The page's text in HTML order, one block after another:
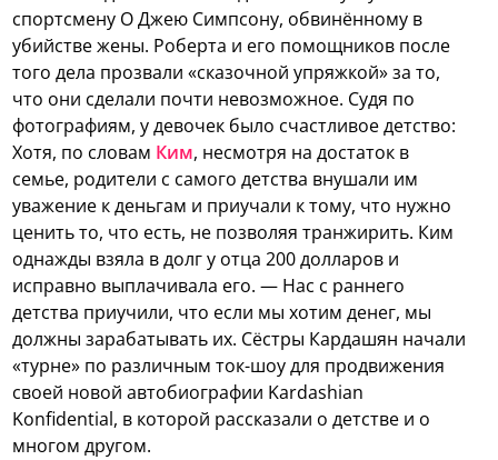
спортсмену О Джею Симпсону, обвинённому в
убийстве жены. Роберта и его помощников после
того дела прозвали «сказочной упряжкой» за то,
что они сделали почти невозможное. Судя по
фотографиям, у девочек было счастливое детство:
Хотя, по словам Ким, несмотря на достаток в
семье, родители с самого детства внушали им
уважение к деньгам и приучали к тому, что нужно
ценить то, что есть, не позволяя транжирить. Ким
однажды взяла в долг у отца 200 долларов и
исправно выплачивала его. — Нас с раннего
детства приучили, что если мы хотим денег, мы
должны зарабатывать их. Сёстры Кардашян начали
«турне» по различным ток-шоу для продвижения
своей новой автобиографии Kardashian
Konfidential, в которой рассказали о детстве и о
многом другом.